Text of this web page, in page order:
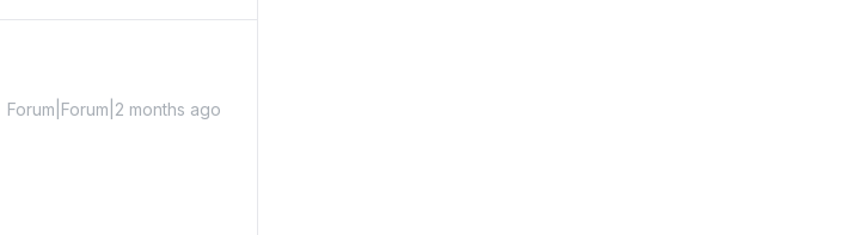
Forum|Forum|2 months ago